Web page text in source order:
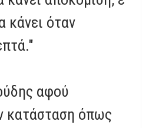
κάνει όταν
αφού
κατάσταση όπως